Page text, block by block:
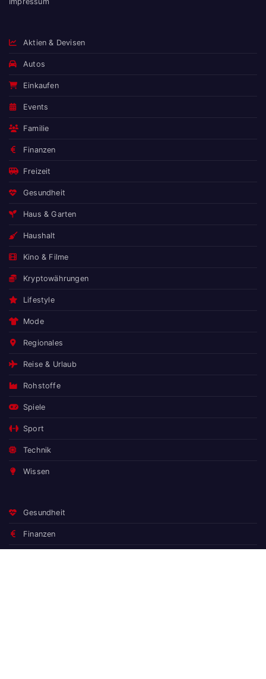
Aktien & Devisen
Autos
Einkaufen
Events
Familie
Finanzen
Freizeit
Gesundheit
Haus & Garten
Haushalt
Kino & Filme
Kryptowährungen
Lifestyle
Mode
Regionales
Reise & Urlaub
Rohstoffe
Spiele
Sport
Technik
Wissen
Gesundheit
Finanzen